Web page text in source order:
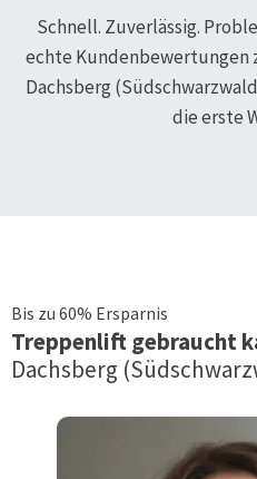
Schnell. Zuverlässig.
echte Kundenbewertungen
Dachsberg
die erste
Bis zu 60% Ersparnis
Treppenliftgebraucht
Dachsberg